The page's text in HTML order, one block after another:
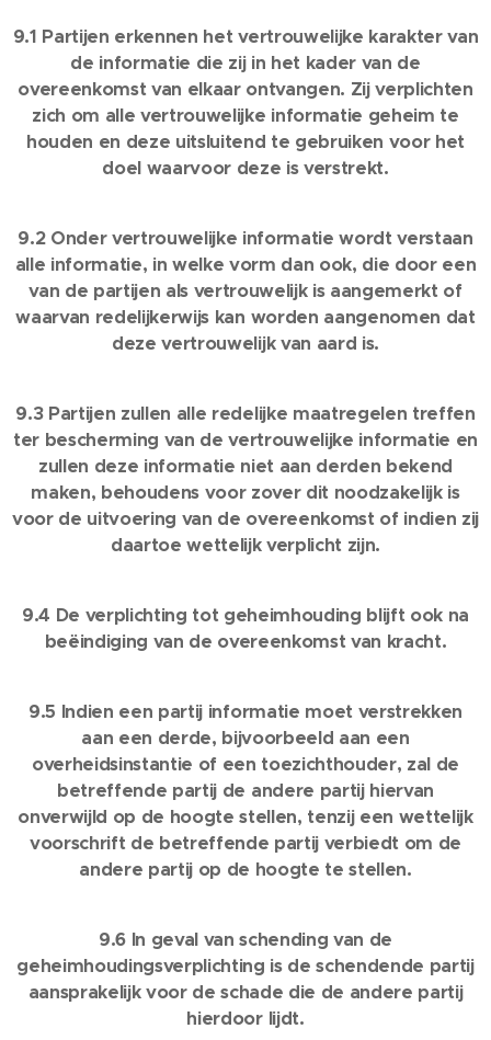
9.1 Partijen erkennen het vertrouwelijke karakter van
de informatie die zij in het kader van de
overeenkomst van elkaar ontvangen. Zij verplichten
zich om alle vertrouwelijke informatie geheim te
houden en deze uitsluitend te gebruiken voor het
doel waarvoor deze is verstrekt.
9.2 Onder vertrouwelijke informatie wordt verstaan
alle informatie, in welke vorm dan ook, die door een
van de partijen als vertrouwelijk is aangemerkt of
waarvan redelijkerwijs kan worden aangenomen dat
deze vertrouwelijk van aard is.
9.3 Partijen zullen alle redelijke maatregelen treffen
ter bescherming van de vertrouwelijke informatie en
zullen deze informatie niet aan derden bekend
maken, behoudens voor zover dit noodzakelijk is
voor de uitvoering van de overeenkomst of indien zij
daartoe wettelijk verplicht zijn.
9.4 De verplichting tot geheimhouding blijft ook na
beëindiging van de overeenkomst van kracht.
9.5 Indien een partij informatie moet verstrekken
aan een derde, bijvoorbeeld aan een
overheidsinstantie of een toezichthouder, zal de
betreffende partij de andere partij hiervan
onverwijld op de hoogte stellen, tenzij een wettelijk
voorschrift de betreffende partij verbiedt om de
andere partij op de hoogte te stellen.
9.6 In geval van schending van de
geheimhoudingsverplichting is de schendende partij
aansprakelijk voor de schade die de andere partij
hierdoor lijdt.